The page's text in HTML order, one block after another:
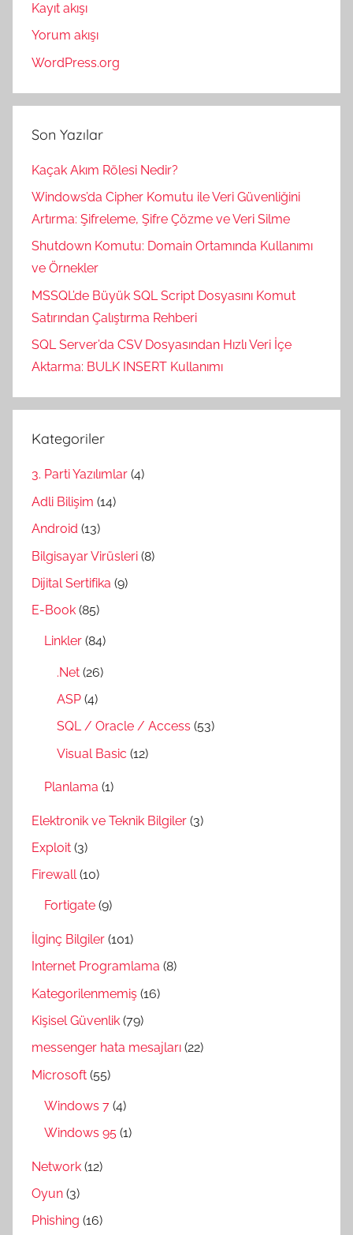
Kayıt akışı
Yorum akışı
WordPress.org
Son Yazılar
Kaçak Akım Rölesi Nedir?
Windows’da Cipher Komutu ile Veri Güvenliğini
Artırma: Şifreleme, Şifre Çözme ve Veri Silme
Shutdown Komutu: Domain Ortamında Kullanımı
ve Örnekler
MSSQL’de Büyük SQL Script Dosyasını Komut
Satırından Çalıştırma Rehberi
SQL Server’da CSV Dosyasından Hızlı Veri İçe
Aktarma: BULK INSERT Kullanımı
Kategoriler
3. Parti Yazılımlar (4)
Adli Bilişim (14)
Android (13)
Bilgisayar Virüsleri (8)
Dijital Sertifika (9)
E-Book (85)
Linkler (84)
.Net (26)
ASP (4)
SQL / Oracle / Access (53)
Visual Basic (12)
Planlama (1)
Elektronik ve Teknik Bilgiler (3)
Exploit (3)
Firewall(10)
Fortigate (9)
İlginç Bilgiler (101)
Internet Programlama (8)
Kategorilenmemiş (16)
Kişisel Güvenlik (79)
messenger hata mesajları (22)
Microsoft (55)
Windows 7 (4)
Windows 95 (1)
Network (12)
Oyun (3)
Phishing (16)